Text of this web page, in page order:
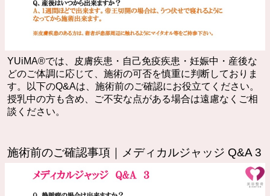
YUiMA®︎では、皮膚疾患・自己免疫疾患・妊娠中・産後な
どのご体調に応じて、施術の可否を慎重に判断しておりま
す。以下のQ&Aは、施術前のご確認にお役立てください。
授乳中の方も含め、ご不安な点がある場合は遠慮なくご相
談ください。
施術前のご確認事項｜メディカルジャッジ Q&A 3